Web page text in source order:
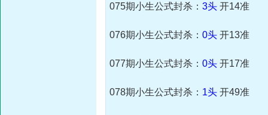
075期小生公式封杀： 3头 开14准
076期小生公式封杀： 0头 开13准
077期小生公式封杀： 0头 开17准
078期小生公式封杀： 1头 开49准